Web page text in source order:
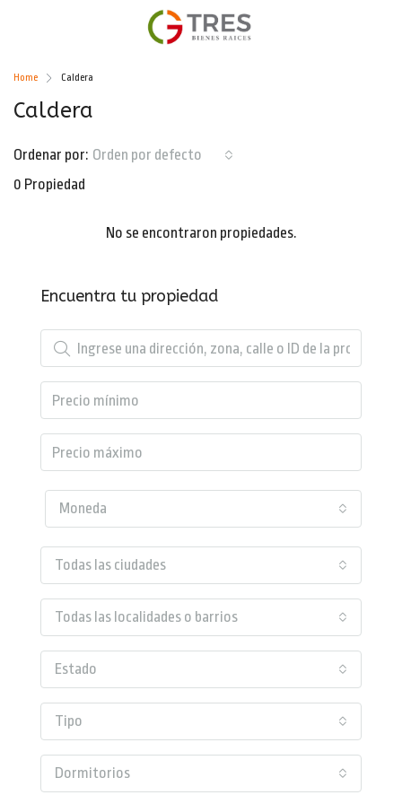
Home Caldera
Caldera
0 Propiedad
Ordenar por: Orden por defecto
No se encontraron propiedades.
Encuentra tu propiedad
Moneda
Todas las ciudades
Todas las localidades o barrios
Estado
Tipo
Dormitorios